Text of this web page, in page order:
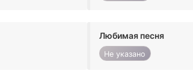
Любимая песня
Не указано